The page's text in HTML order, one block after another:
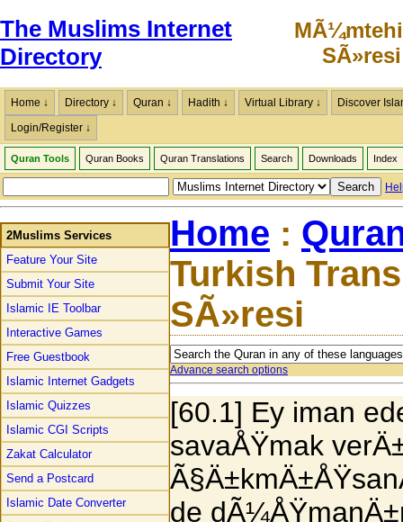
The Muslims Internet
Directory
SÃ»resi
Home ↓ Directory ↓ Quran ↓ Hadith ↓ Virtual Library ↓
Discover
Login/Register ↓
Quran Tools Quran Books Quran Translations Search Downloads Index
2Muslims Services
Feature Your Site
Submit Your Site
Islamic IE Toolbar
Interactive Games
Free Guestbook
Islamic Internet Gadgets
Islamic Quizzes
Islamic CGI Scripts
Zakat Calculator
Send a Postcard
Islamic Date Converter
Home :
Turkish
SÃ»resi
Advance search options
[60.1] Ey iman
savaÅŸmak
de